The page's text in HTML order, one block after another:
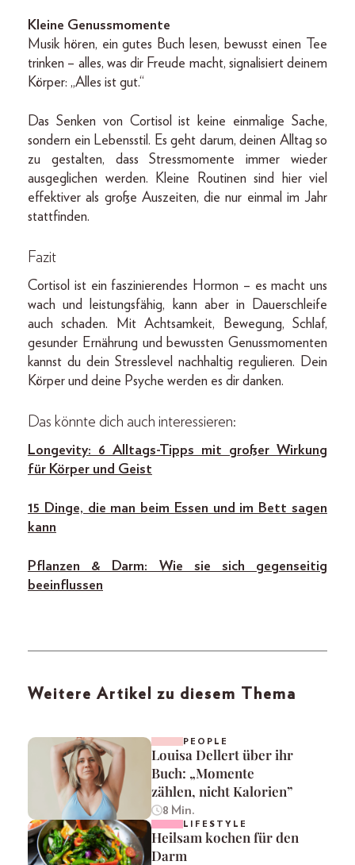
Kleine Genussmomente
Musik hören, ein gutes Buch lesen, bewusst einen Tee
trinken – alles, was dir Freude macht, signalisiert deinem
Körper: „Alles ist gut.“
Das Senken von Cortisol ist keine einmalige Sache,
sondern ein Lebensstil. Es geht darum, deinen Alltag so
zu gestalten, dass Stressmomente immer wieder
ausgeglichen werden. Kleine Routinen sind hier viel
effektiver als große Auszeiten, die nur einmal im Jahr
stattfinden.
Fazit
Cortisol ist ein faszinierendes Hormon – es macht uns
wach und leistungsfähig, kann aber in Dauerschleife
auch schaden. Mit Achtsamkeit, Bewegung, Schlaf,
gesunder Ernährung und bewussten Genussmomenten
kannst du dein Stresslevel nachhaltig regulieren. Dein
Körper und deine Psyche werden es dir danken.
Das könnte dich auch interessieren:
Longevity: 6 Alltags-Tipps mit großer Wirkung
für Körper und Geist
15 Dinge, die man beim Essen und im Bett sagen
kann
Pflanzen & Darm: Wie sie sich gegenseitig
beeinflussen
Weitere Artikel zu diesem Thema
PEOPLE
Louisa Dellert über ihr
Buch: „Momente
zählen, nicht Kalorien”
8 Min.
LIFESTYLE
Heilsam kochen für den
Darm